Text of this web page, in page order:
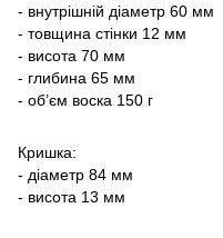
- внутрішній діаметр 60 мм
- товщина стінки 12 мм
- висота 70 мм
- глибина 65 мм
- об’єм воска 150 г
Кришка:
- діаметр 84 мм
- висота 13 мм